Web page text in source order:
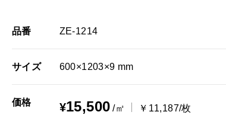
品番 ZE-1214
サイズ 600×1203×9 mm
価格 ¥15,500 /㎡ ￥11,187/枚